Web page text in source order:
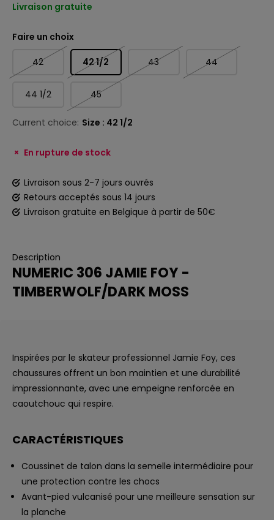
Livraison gratuite
Faire un choix
42 42 1/2 43 44
44 1/2 45
Current choice: Size : 42 1/2
En rupture de stock
Livraison sous 2-7 jours ouvrés
Retours acceptés sous 14 jours
Livraison gratuite en Belgique à partir de 50€
Description
NUMERIC 306 JAMIE FOY -
TIMBERWOLF/DARK MOSS
Inspirées par le skateur professionnel Jamie Foy, ces
chaussures offrent un bon maintien et une durabilité
impressionnante, avec une empeigne renforcée en
caoutchouc qui respire.
CARACTÉRISTIQUES
Coussinet de talon dans la semelle intermédiaire pour
une protection contre les chocs
Avant-pied vulcanisé pour une meilleure sensation sur
la planche